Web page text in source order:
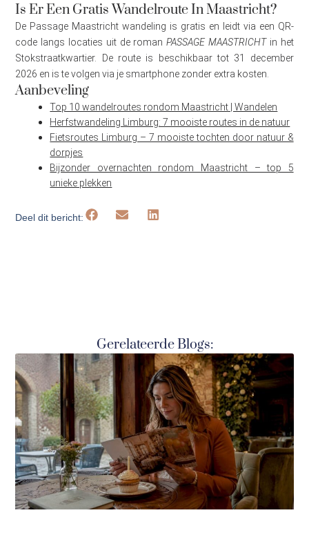
Is Er Een Gratis Wandelroute In Maastricht?
De Passage Maastricht wandeling is gratis en leidt via een QR-
code langs locaties uit de romanPASSAGE MAASTRICHTin het
Stokstraatkwartier. De route is beschikbaar tot 31 december
2026 en is te volgen via je smartphone zonder extra kosten.
Aanbeveling
Top 10 wandelroutes rondom Maastricht | Wandelen
Herfstwandeling Limburg: 7 mooiste routes in de natuur
Fietsroutes Limburg – 7 mooiste tochten door natuur &
dorpjes
Bijzonder overnachten rondom Maastricht – top 5
unieke plekken
Deel dit bericht:
Gerelateerde Blogs: